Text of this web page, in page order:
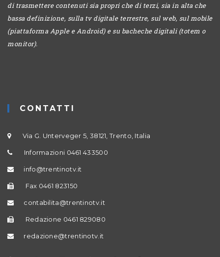
di trasmettere contenuti sia propri che di terzi, sia in alta che
bassa definizione, sulla tv digitale terrestre, sul web, sul mobile
(piattaforma Apple e Android) e su bacheche digitali (totem o
monitor).
CONTATTI
Via G. Unterveger 5, 38121, Trento, Italia
Informazioni 0461 433500
info@trentinotv.it
Fax 0461 823150
contabilita@trentinotv.it
Redazione 0461 829080
redazione@trentinotv.it